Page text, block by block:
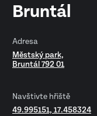
Bruntál
Adresa
Městský park,
Bruntál 792 01
Navštivte hřiště
49.995151, 17.458324